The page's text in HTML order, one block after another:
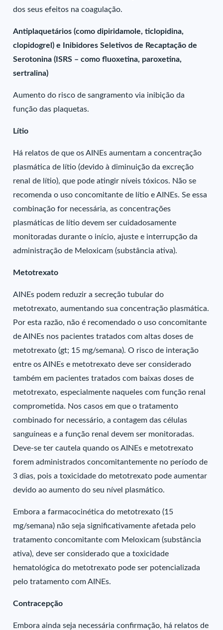
dos seus efeitos na coagulação.
Antiplaquetários (como dipiridamole, ticlopidina,
clopidogrel) e Inibidores Seletivos de Recaptação de
Serotonina (ISRS – como fluoxetina, paroxetina,
sertralina)
Aumento do risco de sangramento via inibição da
função das plaquetas.
Lítio
Há relatos de que os AINEs aumentam a concentração
plasmática de lítio (devido à diminuição da excreção
renal de lítio), que pode atingir níveis tóxicos. Não se
recomenda o uso concomitante de lítio e AINEs. Se essa
combinação for necessária, as concentrações
plasmáticas de lítio devem ser cuidadosamente
monitoradas durante o início, ajuste e interrupção da
administração de Meloxicam (substância ativa).
Metotrexato
AINEs podem reduzir a secreção tubular do
metotrexato, aumentando sua concentração plasmática.
Por esta razão, não é recomendado o uso concomitante
de AINEs nos pacientes tratados com altas doses de
metotrexato (gt; 15 mg/semana). O risco de interação
entre os AINEs e metotrexato deve ser considerado
também em pacientes tratados com baixas doses de
metotrexato, especialmente naqueles com função renal
comprometida. Nos casos em que o tratamento
combinado for necessário, a contagem das células
sanguíneas e a função renal devem ser monitoradas.
Deve-se ter cautela quando os AINEs e metotrexato
forem administrados concomitantemente no período de
3 dias, pois a toxicidade do metotrexato pode aumentar
devido ao aumento do seu nível plasmático.
Embora a farmacocinética do metotrexato (15
mg/semana) não seja significativamente afetada pelo
tratamento concomitante com Meloxicam (substância
ativa), deve ser considerado que a toxicidade
hematológica do metotrexato pode ser potencializada
pelo tratamento com AINEs.
Contracepção
Embora ainda seja necessária confirmação, há relatos de